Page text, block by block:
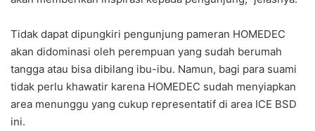
Tidak dapat dipungkiri pengunjung pameran HOMEDEC
akan didominasi oleh perempuan yang sudah berumah
tangga atau bisa dibilang ibu-ibu. Namun, bagi para suami
tidak perlu khawatir karena HOMEDEC sudah menyiapkan
area menunggu yang cukup representatif di area ICE BSD
ini.